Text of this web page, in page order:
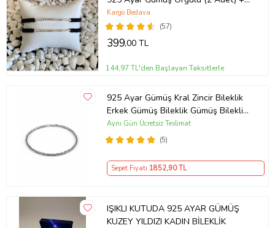
1 Adet Hediye Bileklik
(57)
Kargo Bedava
399,00 TL
144,97 TL'den Başlayan Taksitlerle
925 Ayar Gümüş Kral Zincir Bileklik
Erkek Gümüş Bileklik Gümüş Bileklik
(Çok Renkli)
(5)
Aynı Gün Ücretsiz Teslimat
Sepet Fiyatı 1852,90 TL
IŞIKLI KUTUDA 925 AYAR GÜMÜŞ
KUZEY YILDIZI KADIN BİLEKLİK